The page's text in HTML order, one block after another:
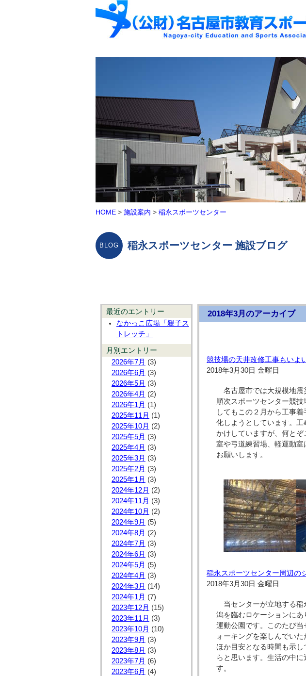
HOME > 施設案内 > 稲永スポーツセンター
稲永スポーツセンター 施設ブログ
最近のエントリー
なかっこ広場「親子ス
トレッチ」
月別エントリー
2026年7月 (3)
2026年6月 (3)
2026年5月 (3)
2026年4月 (2)
2026年1月 (1)
2025年11月 (1)
2025年10月 (2)
2025年5月 (3)
2025年4月 (3)
2025年3月 (3)
2025年2月 (3)
2025年1月 (3)
2024年12月 (2)
2024年11月 (3)
2024年10月 (2)
2024年9月 (5)
2024年8月 (2)
2024年7月 (3)
2024年6月 (3)
2024年5月 (5)
2024年4月 (3)
2024年3月 (14)
2024年1月 (7)
2023年12月 (15)
2023年11月 (3)
2023年10月 (10)
2023年9月 (3)
2023年8月 (3)
2023年7月 (6)
2023年6月 (4)
2018年3月のアーカイブ
競技場の天井改修工事もいよ
2018年3月30日 金曜日
名古屋市では大規模地震
順次スポーツセンター競
してもこの２月から工事
化しようとしています。
かけしていますが、何と
室や弓道練習場、軽運動
お願いします。
稲永スポーツセンター周辺の
2018年3月30日 金曜日
当センターが立地する
潟を臨むロケーションに
運動公園です。このたび
ォーキングを楽しんでい
ほか目安となる時間も示
らと思います。生活の中
す。